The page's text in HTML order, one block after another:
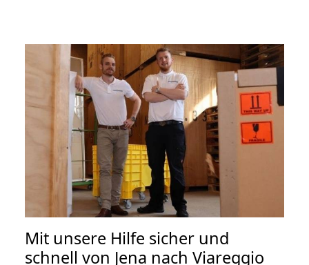
Mit unsere Hilfe sicher und
schnell von Jena nach Viareggio